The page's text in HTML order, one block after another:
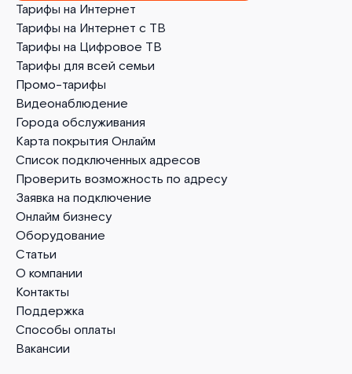
Тарифы на Интернет
Тарифы на Интернет с ТВ
Тарифы на Цифровое ТВ
Тарифы для всей семьи
Промо-тарифы
Видеонаблюдение
Города обслуживания
Карта покрытия Онлайм
Список подключенных адресов
Проверить возможность по адресу
Заявка на подключение
Онлайм бизнесу
Оборудование
Статьи
О компании
Контакты
Поддержка
Способы оплаты
Вакансии